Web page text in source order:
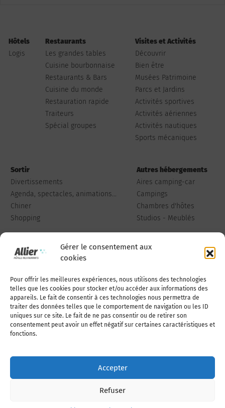
Gérer le consentement aux
cookies
Pour offrir les meilleures expériences, nous utilisons des technologies
telles que les cookies pour stocker et/ou accéder aux informations des
appareils. Le fait de consentir à ces technologies nous permettra de
traiter des données telles que le comportement de navigation ou les ID
uniques sur ce site. Le fait de ne pas consentir ou de retirer son
consentement peut avoir un effet négatif sur certaines caractéristiques et
fonctions.
Accepter
Refuser
Hôtels
Logis
Restaurants
Les grandes tables
Cuisine bourbonnaise
Restaurants & Bars
Cuisine du monde
Restauration rapide
Traiteurs
Spécial groupes
Visites et Activités
Découvrir
Bien être
Musées Patrimoine
Parcs et Jardins
Activités sportives
Activités aériennes
Activités nautiques
Sports mécaniques
Sortir
Divertissements
Agenda, spectacles, animations...
Chiner
Shopping
Autres hébergements
Aires camping-car
Campings
Chambres d'hôtes
Studios - Meublés
Qui sommes-nous Publiez votre annonce
Adhérer à l’association Nous contacter
Politique de cookies (UE)